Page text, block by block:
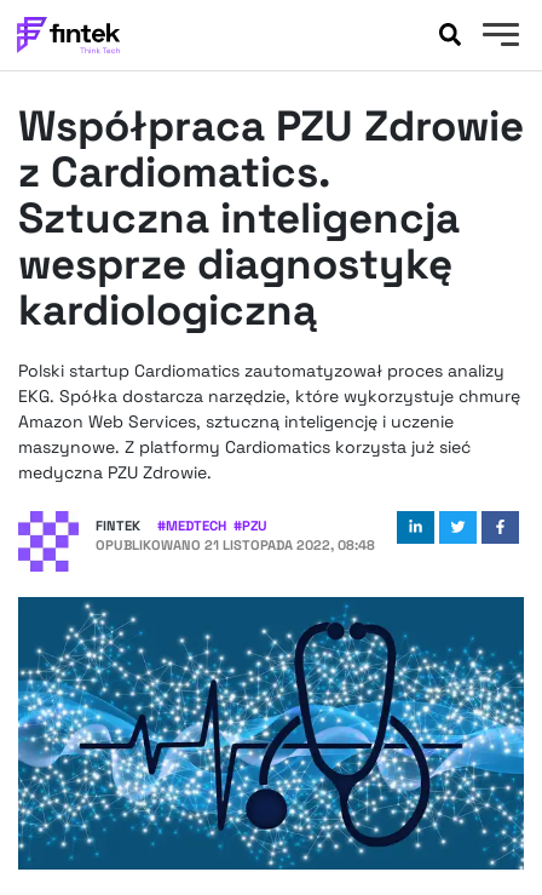
BANKOWOŚĆ
EVENTY
FELIETONY
WYWIADY
LEGAL
PODCASTY
FINTEKEXTRA
OKIEM EKSPERTA
Współpraca PZU Zdrowie
z Cardiomatics.
Sztuczna inteligencja
wesprze diagnostykę
kardiologiczną
Polski startup Cardiomatics zautomatyzował proces analizy
EKG. Spółka dostarcza narzędzie, które wykorzystuje chmurę
Amazon Web Services, sztuczną inteligencję i uczenie
maszynowe. Z platformy Cardiomatics korzysta już sieć
medyczna PZU Zdrowie.
FINTEK #MEDTECH #PZU
OPUBLIKOWANO 21 LISTOPADA 2022, 08:48